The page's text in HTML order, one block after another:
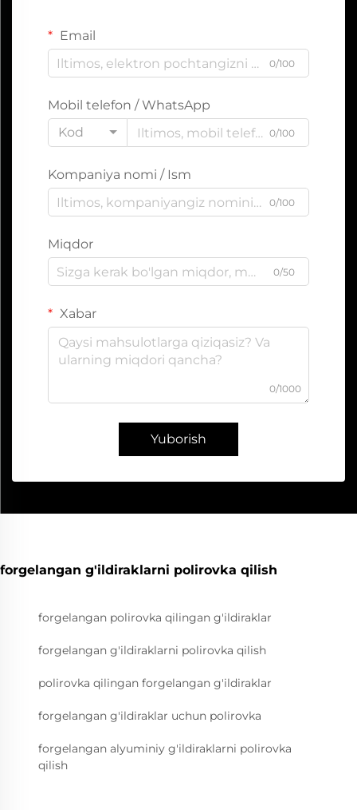
Email
0/100
Mobil telefon / WhatsApp
Kod
0/100
Kompaniya nomi / Ism
0/100
Miqdor
0/50
Xabar
0/1000
Yuborish
forgelangan g'ildiraklarni polirovka qilish
forgelangan polirovka qilingan g'ildiraklar
forgelangan g'ildiraklarni polirovka qilish
polirovka qilingan forgelangan g'ildiraklar
forgelangan g'ildiraklar uchun polirovka
forgelangan alyuminiy g'ildiraklarni polirovka
qilish